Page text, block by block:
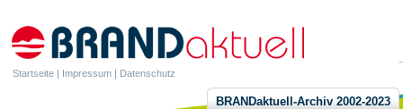
Startseite | Impressum | Datenschutz
BRANDaktuell-Archiv 2002-2023